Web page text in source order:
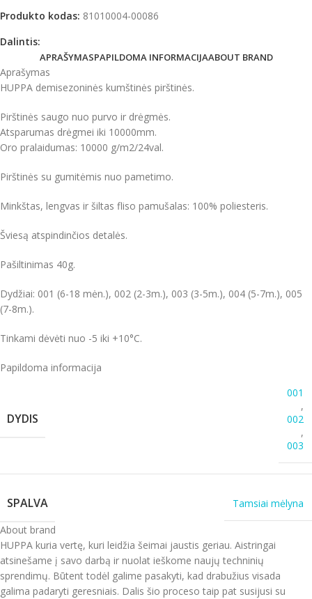
Produkto kodas: 81010004-00086
Dalintis:
APRAŠYMASPAPILDOMA INFORMACIJAABOUT BRAND
Aprašymas
HUPPA demisezoninės kumštinės pirštinės.
Pirštinės saugo nuo purvo ir drėgmės.
Atsparumas drėgmei iki 10000mm.
Oro pralaidumas: 10000 g/m2/24val.
Pirštinės su gumitėmis nuo pametimo.
Minkštas, lengvas ir šiltas fliso pamušalas: 100% poliesteris.
Šviesą atspindinčios detalės.
Pašiltinimas 40g.
Dydžiai: 001 (6-18 mėn.), 002 (2-3m.), 003 (3-5m.), 004 (5-7m.), 005
(7-8m.).
Tinkami dėvėti nuo -5 iki +10°C.
Papildoma informacija
DYDIS
001
,
002
,
003
SPALVA
Tamsiai mėlyna
About brand
HUPPA kuria vertę, kuri leidžia šeimai jaustis geriau. Aistringai
atsinešame į savo darbą ir nuolat ieškome naujų techninių
sprendimų. Būtent todėl galime pasakyti, kad drabužius visada
galima padaryti geresniais. Dalis šio proceso taip pat susijusi su